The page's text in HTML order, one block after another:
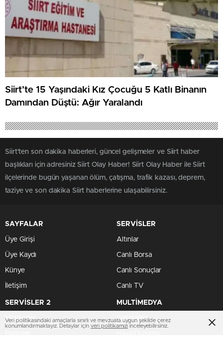
Siirt’te 15 Yaşındaki Kız Çocuğu 5 Katlı Binanın
Damından Düştü: Ağır Yaralandı
Siirt'ten son dakika haberleri, güncel gelişmeler ve Siirt haber
başlıkları için adresiniz Siirt Olay Haber! Siirt Olay Haber ile Siirt
ilçelerinde bugün yaşanan ölüm, çatışma, trafik kazası, deprem,
taziye ve son dakika Siirt haberlerine ulaşabilirsiniz.
SAYFALAR
Üye Girişi
Üye Kaydı
Künye
İletişim
SERVİSLER
Altınlar
Canlı Borsa
Canlı Sonuçlar
Canlı TV
SERVİSLER 2
Manşetler
MULTİMEDYA
Gazeteler
Veri politikasındaki amaçlarla sınırlı ve mevzuata uygun şekilde çerez
konumlandırmaktayız. Detaylar için veri politikamızı inceleyebilirsiniz.